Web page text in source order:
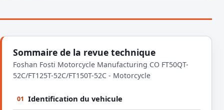
Sommaire de la revue technique
Foshan Fosti Motorcycle Manufacturing CO FT50QT-
52C/FT125T-52C/FT150T-52C - Motorcycle
01 Identification du vehicule